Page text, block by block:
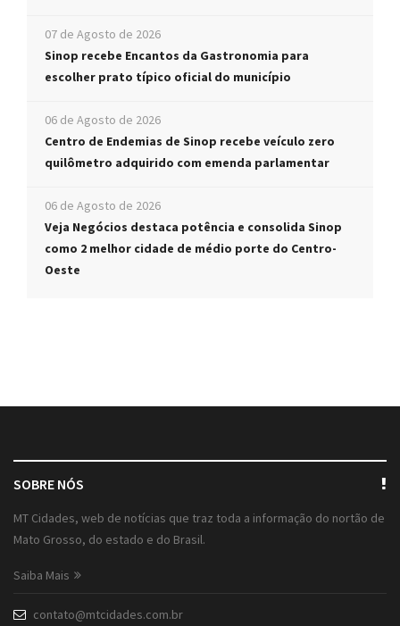
07 de Agosto de 2026
Sinop recebe Encantos da Gastronomia para
escolher prato típico oficial do município
06 de Agosto de 2026
Centro de Endemias de Sinop recebe veículo zero
quilômetro adquirido com emenda parlamentar
06 de Agosto de 2026
Veja Negócios destaca potência e consolida Sinop
como 2 melhor cidade de médio porte do Centro-
Oeste
SOBRE NÓS
MT Cidades, web de notícias que traz toda a informação do nortão de
Mato Grosso, do estado e do Brasil.
Saiba Mais
contato@mtcidades.com.br